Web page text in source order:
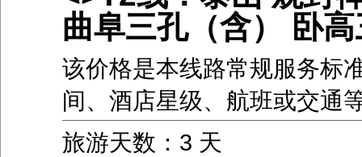
曲阜三孔（含） 卧
该价格是本线路常规服务标
间、酒店星级、航班或交通
旅游天数：3 天